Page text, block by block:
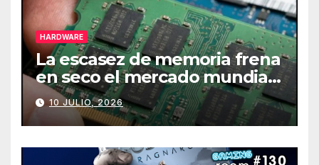
HARDWARE
La escasez de memoria frena
en seco el mercado mundial
de PCs
10 JULIO, 2026